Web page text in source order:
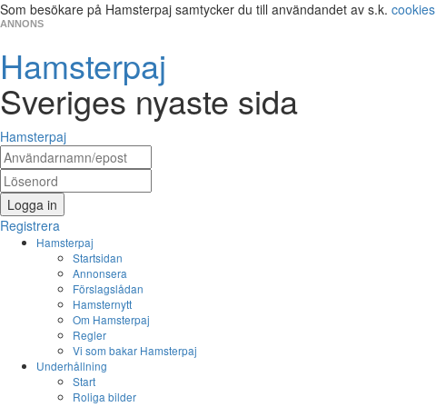
Som besökare på Hamsterpaj samtycker du till användandet av s.k. cookies
ANNONS
Hamsterpaj
Sveriges nyaste sida
Hamsterpaj
Logga in
Registrera
Hamsterpaj
Startsidan
Annonsera
Förslagslådan
Hamsternytt
Om Hamsterpaj
Regler
Vi som bakar Hamsterpaj
Underhållning
Start
Roliga bilder